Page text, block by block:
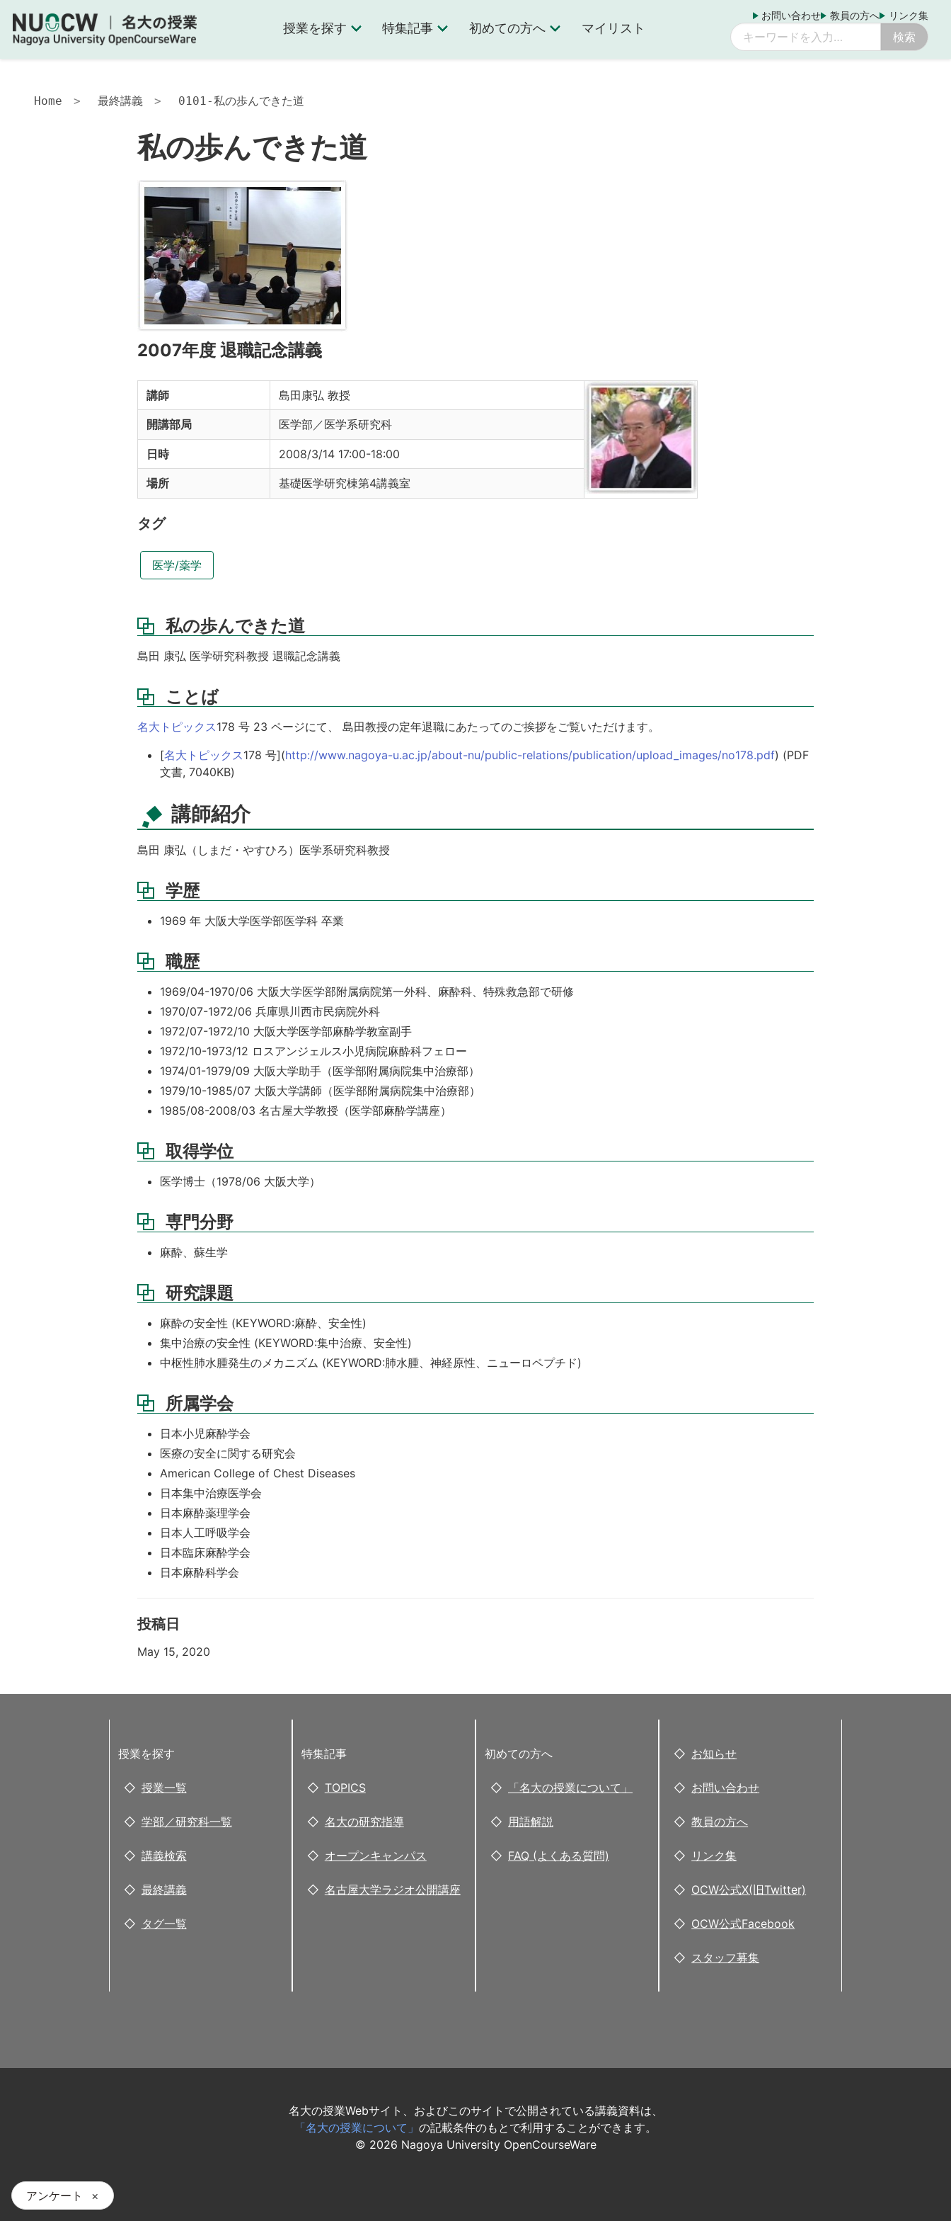
授業を探す 特集記事 初めての方へ マイリスト
お問い合わせ 教員の方へ リンク集
Home 最終講義 0101-私の歩んできた道
私の歩んできた道
2007年度 退職記念講義
講師 島田康弘 教授
開講部局 医学部／医学系研究科
日時 2008/3/14 17:00-18:00
場所 基礎医学研究棟第4講義室
タグ
医学/薬学
私の歩んできた道
島田 康弘 医学研究科教授 退職記念講義
ことば
名大トピックス178 号 23 ページにて、 島田教授の定年退職にあたってのご挨拶をご覧いただけます。
[名大トピックス178 号](http://www.nagoya-u.ac.jp/about-nu/public-relations/publication/upload_images/no178.pdf) (PDF
文書, 7040KB)
講師紹介
島田 康弘（しまだ・やすひろ）医学系研究科教授
学歴
1969 年 大阪大学医学部医学科 卒業
職歴
1969/04-1970/06 大阪大学医学部附属病院第一外科、麻酔科、特殊救急部で研修
1970/07-1972/06 兵庫県川西市民病院外科
1972/07-1972/10 大阪大学医学部麻酔学教室副手
1972/10-1973/12 ロスアンジェルス小児病院麻酔科フェロー
1974/01-1979/09 大阪大学助手（医学部附属病院集中治療部）
1979/10-1985/07 大阪大学講師（医学部附属病院集中治療部）
1985/08-2008/03 名古屋大学教授（医学部麻酔学講座）
取得学位
医学博士（1978/06 大阪大学）
専門分野
麻酔、蘇生学
研究課題
麻酔の安全性 (KEYWORD:麻酔、安全性)
集中治療の安全性 (KEYWORD:集中治療、安全性)
中枢性肺水腫発生のメカニズム (KEYWORD:肺水腫、神経原性、ニューロペプチド)
所属学会
日本小児麻酔学会
医療の安全に関する研究会
American College of Chest Diseases
日本集中治療医学会
日本麻酔薬理学会
日本人工呼吸学会
日本臨床麻酔学会
日本麻酔科学会
投稿日
May 15, 2020
アンケート ×
授業を探す
授業一覧
学部／研究科一覧
講義検索
最終講義
タグ一覧
特集記事
TOPICS
名大の研究指導
オープンキャンパス
名古屋大学ラジオ公開講座
初めての方へ
「名大の授業について」
用語解説
FAQ (よくある質問)
お知らせ
お問い合わせ
教員の方へ
リンク集
OCW公式X(旧Twitter)
OCW公式Facebook
スタッフ募集
名大の授業Webサイト、およびこのサイトで公開されている講義資料は、
「名大の授業について」 の記載条件のもとで利用することができます。
© 2026 Nagoya University OpenCourseWare